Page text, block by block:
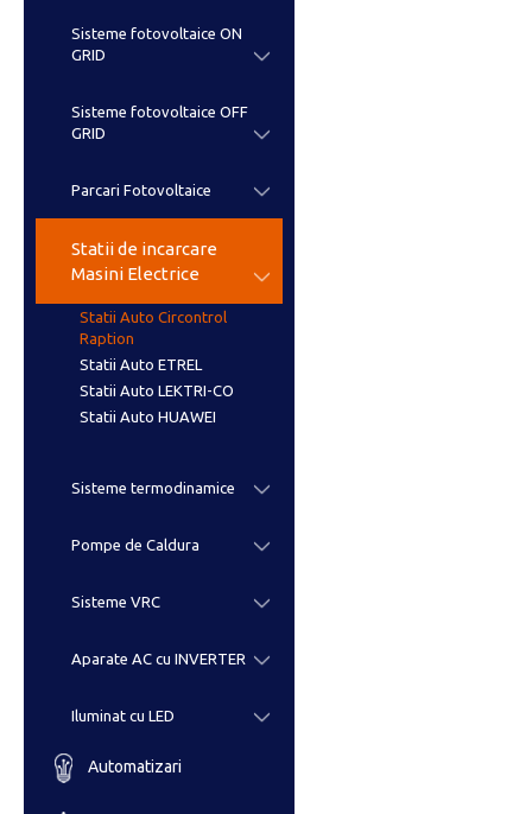
Sisteme fotovoltaice ON
GRID
Sisteme fotovoltaice OFF
GRID
Parcari Fotovoltaice
Statii de incarcare
Masini Electrice
Statii Auto Circontrol
Raption
Statii Auto ETREL
Statii Auto LEKTRI-CO
Statii Auto HUAWEI
Sisteme termodinamice
Pompe de Caldura
Sisteme VRC
Aparate AC cu INVERTER
Iluminat cu LED
Automatizari